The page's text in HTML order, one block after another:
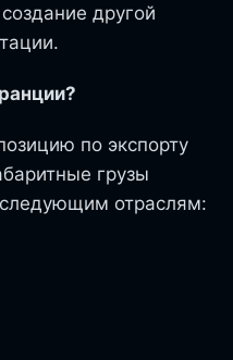
другой
по экспорту
грузы
отраслям: